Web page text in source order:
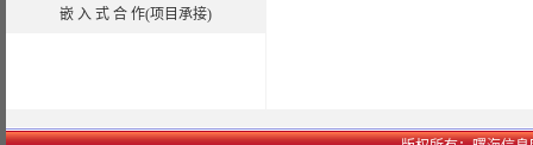
嵌 入 式 合 作(项目承接)